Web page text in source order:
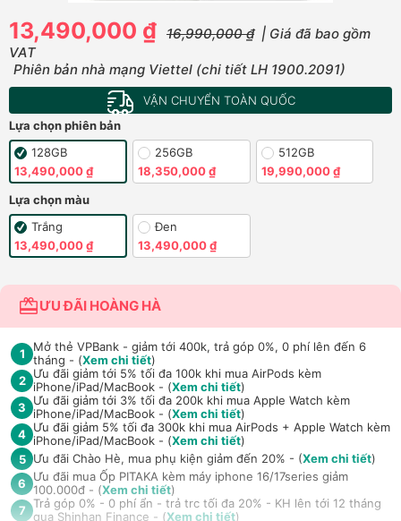
13,490,000 ₫ 16,990,000 ₫ | Giá đã bao gồm
VAT
Phiên bản nhà mạng Viettel (chi tiết LH 1900.2091)
VẬN CHUYỂN TOÀN QUỐC
Lựa chọn phiên bản
128GB
13,490,000 ₫
256GB
18,350,000 ₫
512GB
19,990,000 ₫
Lựa chọn màu
Trắng
13,490,000 ₫
Đen
13,490,000 ₫
ƯU ĐÃI HOÀNG HÀ
1
Mở thẻ VPBank - giảm tới 400k, trả góp 0%, 0 phí lên đến 6
tháng - (Xem chi tiết)
2 Ưu đãi giảm tới 5% tối đa 100k khi mua AirPods kèm
iPhone/iPad/MacBook - (Xem chi tiết)
3
Ưu đãi giảm tới 3% tối đa 200k khi mua Apple Watch kèm
iPhone/iPad/MacBook - (Xem chi tiết)
4 Ưu đãi giảm 5% tối đa 300k khi mua AirPods + Apple Watch kèm
iPhone/iPad/MacBook - (Xem chi tiết)
5 Ưu đãi Chào Hè, mua phụ kiện giảm đến 20% - (Xem chi tiết)
6
Ưu đãi mua Ốp PITAKA kèm máy iphone 16/17series giảm
100.000đ - (Xem chi tiết)
7 Trả góp 0% - 0 phí ẩn - trả trc tối đa 20% - KH lên tới 12 tháng
qua Shinhan Finance - (Xem chi tiết)